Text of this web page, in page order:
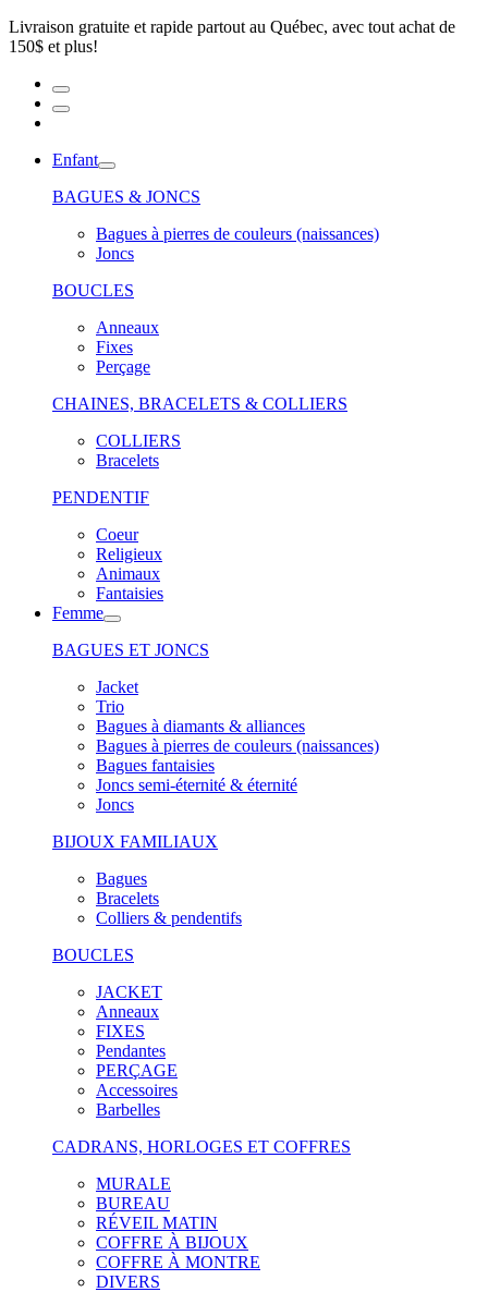
Livraison gratuite et rapide partout au Québec, avec tout achat de
150$ et plus!
Enfant
BAGUES & JONCS
Bagues à pierres de couleurs (naissances)
Joncs
BOUCLES
Anneaux
Fixes
Perçage
CHAINES, BRACELETS & COLLIERS
COLLIERS
Bracelets
PENDENTIF
Coeur
Religieux
Animaux
Fantaisies
Femme
BAGUES ET JONCS
Jacket
Trio
Bagues à diamants & alliances
Bagues à pierres de couleurs (naissances)
Bagues fantaisies
Joncs semi-éternité & éternité
Joncs
BIJOUX FAMILIAUX
Bagues
Bracelets
Colliers & pendentifs
BOUCLES
JACKET
Anneaux
FIXES
Pendantes
PERÇAGE
Accessoires
Barbelles
CADRANS, HORLOGES ET COFFRES
MURALE
BUREAU
RÉVEIL MATIN
COFFRE À BIJOUX
COFFRE À MONTRE
DIVERS